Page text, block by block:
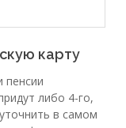
карту
пенсии
либо 4-го,
в самом